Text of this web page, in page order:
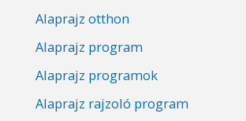
Alaprajz otthon
Alaprajz program
Alaprajz programok
Alaprajz rajzoló program